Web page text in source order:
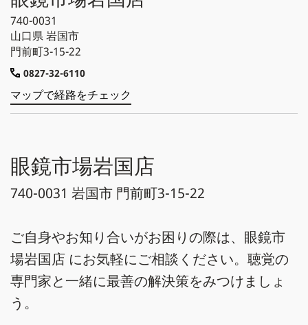
740-0031
山口県岩国市
門前町3-15-22
0827-32-6110
マップで経路をチェック
眼鏡市場岩国店
740-0031 岩国市 門前町3-15-22
ご自身やお知り合いがお困りの際は、眼鏡市
場岩国店 にお気軽にご相談ください。聴覚の
専門家と一緒に最善の解決策をみつけましょ
う。